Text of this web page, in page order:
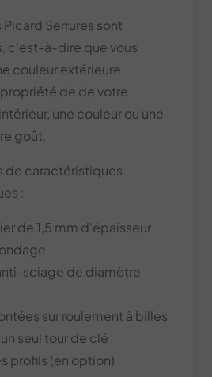
Serrures sont
c’est-à-dire que vous
couleur extérieure
de de votre
une couleur ou une
goût.
de caractéristiques
:
de 1,5 mm d’épaisseur
sciage de diamètre
sur roulement à billes
seul tour de clé
profils (en option)